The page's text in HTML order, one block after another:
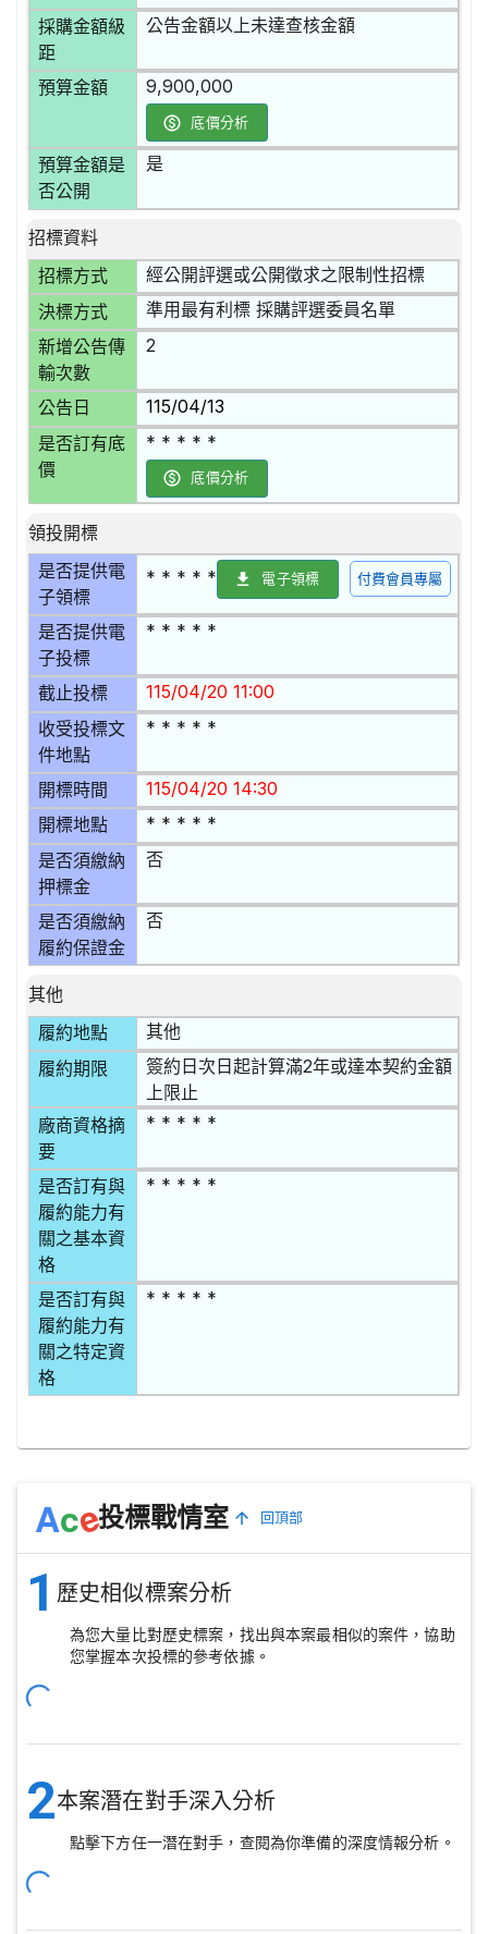
採購金額級
距
公告金額以上未達查核金額
預算金額 9,900,000
底價分析
預算金額是
否公開
是
招標資料
招標方式
經公開評選或公開徵求之限制性招標
決標方式 準用最有利標 採購評選委員名單
新增公告傳
輸次數
2
公告日 115/04/13
是否訂有底
價
* * * * *
底價分析
領投開標
是否提供電
子領標
* * * * * 電子領標 付費會員專屬
是否提供電
子投標
* * * * *
截止投標 115/04/20 11:00
收受投標文
件地點
* * * * *
開標時間 115/04/20 14:30
開標地點 * * * * *
是否須繳納
押標金
否
是否須繳納
履約保證金
否
其他
履約地點
其他
履約期限
簽約日次日起計算滿2年或達本契約金額
上限止
廠商資格摘
要
* * * * *
是否訂有與
履約能力有
關之基本資
格
* * * * *
是否訂有與
履約能力有
關之特定資
格
* * * * *
Ace投標戰情室 回頂部
1 歷史相似標案分析
為您大量比對歷史標案，找出與本案最相似的案件，協助
您掌握本次投標的參考依據。
2本案潛在對手深入分析
點擊下方任一潛在對手，查閱為你準備的深度情報分析。